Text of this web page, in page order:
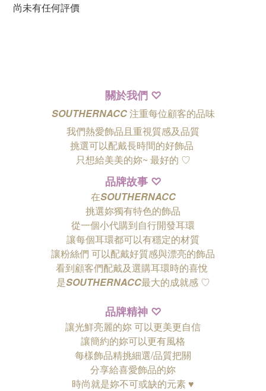
尚未有任何評價
關於我們 ♡
SOUTHERNACC注重每位顧客的品味
我們熱愛飾品且重視質感及品質
挑選可以配戴長時間的好飾品
只想給美美的妳~ 最好的 ♡
品牌故事 ♡
在SOUTHERNACC
挑選妳獨有特色的飾品
從一個小代購到自行開發耳環
讓每個耳環都可以有穩定的材質
讓粉絲們 可以配戴好質感與漂亮的飾品
看到顧客們配戴及選購耳環時的喜悅
是SOUTHERNACC最大的成就感 ♡
品牌精神 ♡
讓光鮮亮麗的妳 可以更美更自信
讓簡約的妳可以更有風格
每樣飾品精挑細選/品質把關
分享給喜愛飾品的妳
時尚就是妳不可或缺的元素 ♥